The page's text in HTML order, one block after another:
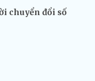
chuyển đổi số